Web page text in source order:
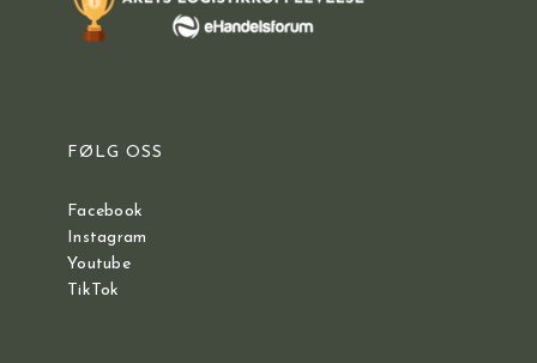
FØLG OSS
Facebook
Instagram
Youtube
TikTok